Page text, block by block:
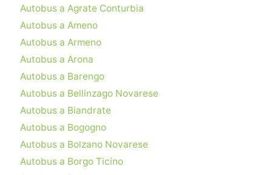
Autobus a Agrate Conturbia
Autobus a Ameno
Autobus a Armeno
Autobus a Arona
Autobus a Barengo
Autobus a Bellinzago Novarese
Autobus a Biandrate
Autobus a Bogogno
Autobus a Bolzano Novarese
Autobus a Borgo Ticino